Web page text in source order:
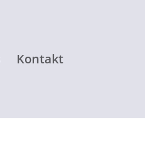
Kontakt